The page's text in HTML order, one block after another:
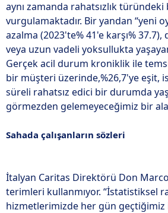
aynı zamanda rahatsızlık
vurgulamaktadır. Bir yandan “yeni
azalma (2023'te% 41'e karşı% 37.7),
veya uzun vadeli yoksullukta
Gerçek acil durum kroniklik ile
bir müşteri üzerinde,%26,7'ye eşit,
süreli rahatsız edici bir durumda
görmezden gelemeyeceğimiz bir
Sahada çalışanların sözleri
İtalyan Caritas Direktörü Don
terimleri kullanmıyor. “İstatistiksel
hizmetlerimizde her gün geçtiğimiz